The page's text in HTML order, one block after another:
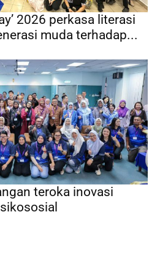
2026 perkasa literasi
muda terhadap...
teroka inovasi